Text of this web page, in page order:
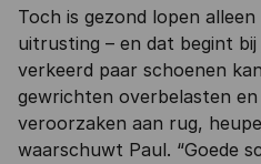
Toch is gezond lopen
uitrusting – en dat begint bij
verkeerd paar schoenen
gewrichten overbelasten
veroorzaken aan rug,
waarschuwt Paul. “Goede